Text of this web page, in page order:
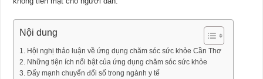
Nội dung
Hội nghị thảo luận về ứng dụng chăm sóc sức khỏe Cần Thơ
Những tiện ích nổi bật của ứng dụng chăm sóc sức khỏe
Đẩy mạnh chuyển đổi số trong ngành y tế